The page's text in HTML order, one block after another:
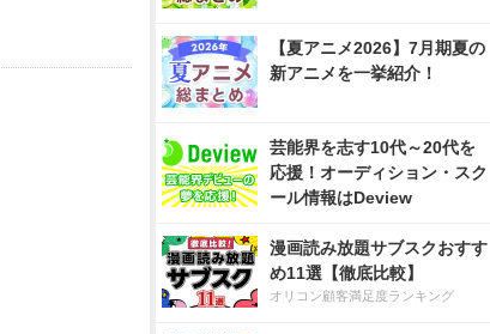
【夏アニメ2026】7月期夏の
新アニメを一挙紹介！
芸能界を志す10代～20代を
応援！オーディション・スク
ール情報はDeview
漫画読み放題サブスクおすす
め11選【徹底比較】
オリコン顧客満足度ランキング